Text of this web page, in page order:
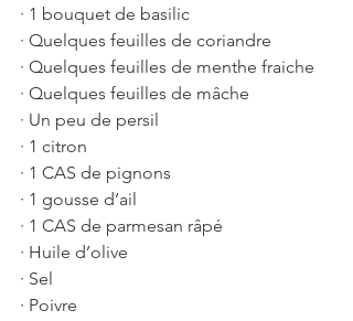
· 1 bouquet de basilic
· Quelques feuilles de coriandre
· Quelques feuilles de menthe fraiche
· Quelques feuilles de mâche
· Un peu de persil
· 1 citron
· 1 CAS de pignons
· 1 gousse d’ail
· 1 CAS de parmesan râpé
· Huile d’olive
· Sel
· Poivre